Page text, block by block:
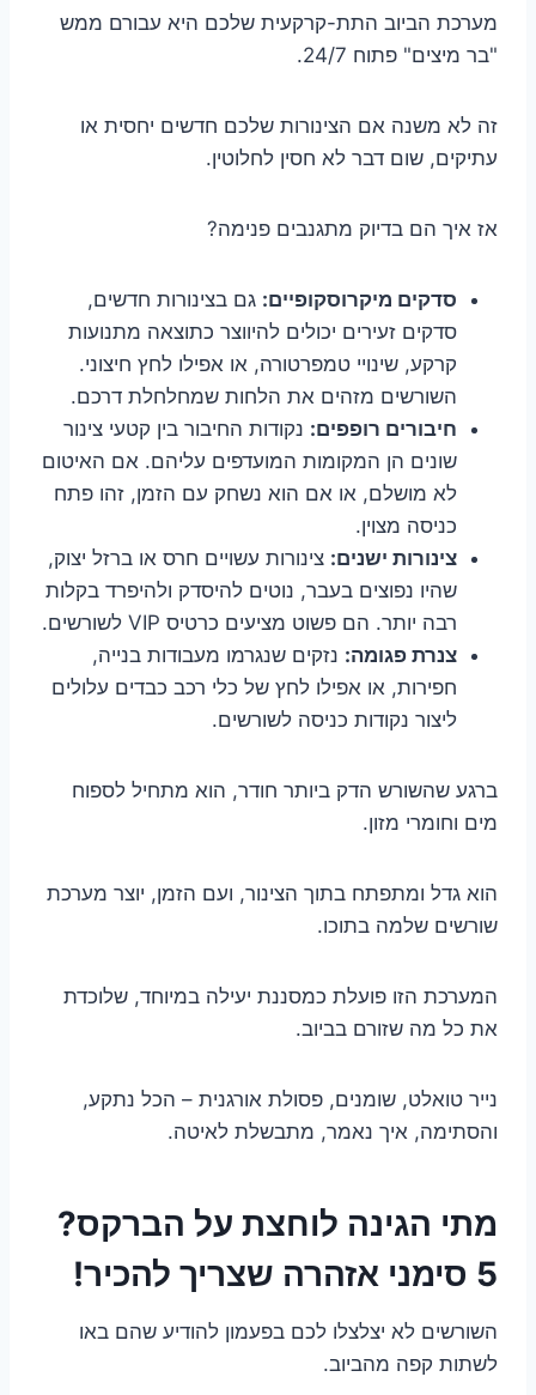
מערכת הביוב התת-קרקעית שלכם היא עבורם ממש
"בר מיצים" פתוח 24/7.
זה לא משנה אם הצינורות שלכם חדשים יחסית או
עתיקים, שום דבר לא חסין לחלוטין.
אז איך הם בדיוק מתגנבים פנימה?
סדקים מיקרוסקופיים: גם בצינורות חדשים,
סדקים זעירים יכולים להיווצר כתוצאה מתנועות
קרקע, שינויי טמפרטורה, או אפילו לחץ חיצוני.
השורשים מזהים את הלחות שמחלחלת דרכם.
חיבורים רופפים: נקודות החיבור בין קטעי צינור
שונים הן המקומות המועדפים עליהם. אם האיטום
לא מושלם, או אם הוא נשחק עם הזמן, זהו פתח
כניסה מצוין.
צינורות ישנים: צינורות עשויים חרס או ברזל יצוק,
שהיו נפוצים בעבר, נוטים להיסדק ולהיפרד בקלות
רבה יותר. הם פשוט מציעים כרטיס VIP לשורשים.
צנרת פגומה: נזקים שנגרמו מעבודות בנייה,
חפירות, או אפילו לחץ של כלי רכב כבדים עלולים
ליצור נקודות כניסה לשורשים.
ברגע שהשורש הדק ביותר חודר, הוא מתחיל לספוח
מים וחומרי מזון.
הוא גדל ומתפתח בתוך הצינור, ועם הזמן, יוצר מערכת
שורשים שלמה בתוכו.
המערכת הזו פועלת כמסננת יעילה במיוחד, שלוכדת
את כל מה שזורם בביוב.
נייר טואלט, שומנים, פסולת אורגנית – הכל נתקע,
והסתימה, איך נאמר, מתבשלת לאיטה.
מתי הגינה לוחצת על הברקס?
5 סימני אזהרה שצריך להכיר!
השורשים לא יצלצלו לכם בפעמון להודיע שהם באו
לשתות קפה מהביוב.